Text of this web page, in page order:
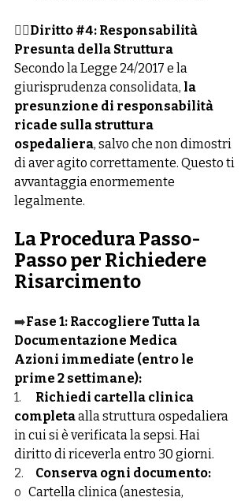
👉🏻Diritto #4: Responsabilità
Presunta della Struttura
Secondo la Legge 24/2017 e la
giurisprudenza consolidata, la
presunzione di responsabilità
ricade sulla struttura
ospedaliera, salvo che non dimostri
di aver agito correttamente. Questo ti
avvantaggia enormemente
legalmente.
La Procedura Passo-
Passo per Richiedere
Risarcimento
➡️Fase 1: Raccogliere Tutta la
Documentazione Medica
Azioni immediate (entro le
prime 2 settimane):
1. Richiedi cartella clinica
completa alla struttura ospedaliera
in cui si è verificata la sepsi. Hai
diritto di riceverla entro 30 giorni.
2. Conserva ogni documento:
o Cartella clinica (anestesia,